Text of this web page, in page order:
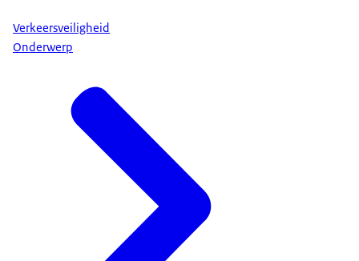
Verkeersveiligheid
Onderwerp